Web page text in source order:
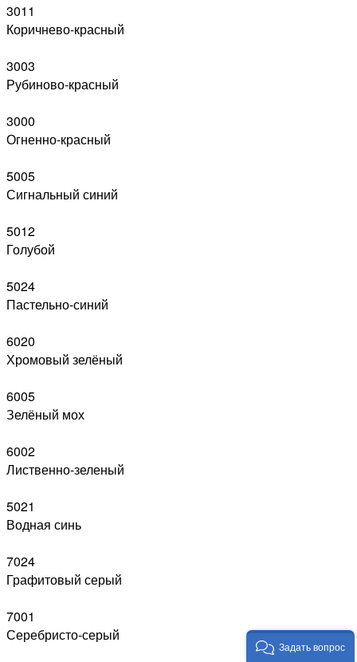
3011
Коричнево-красный
3003
Рубиново-красный
3000
Огненно-красный
5005
Сигнальный синий
5012
Голубой
5024
Пастельно-синий
6020
Хромовый зелёный
6005
Зелёный мох
6002
Лиственно-зеленый
5021
Водная синь
7024
Графитовый серый
7001
Серебристо-серый
Задать вопрос